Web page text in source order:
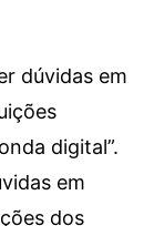
dúvidas em
digital”.
em
dos